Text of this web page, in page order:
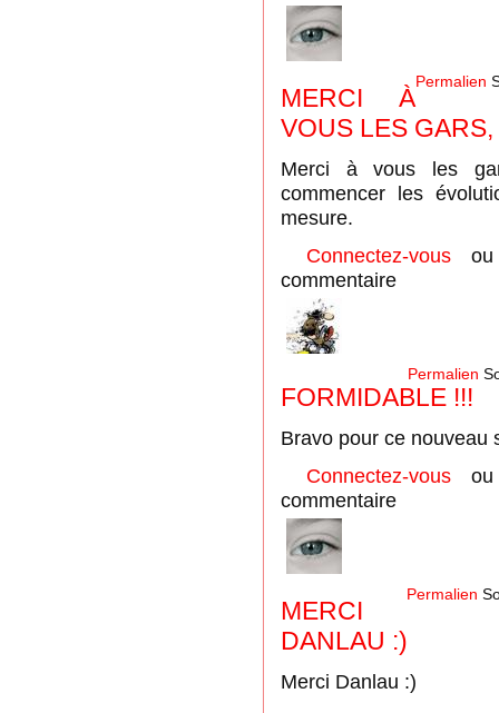
Permalien
MERCI À
VOUS LES
Merci à vous les
commencer les
mesure.
Connectez-vous
commentaire
Permalien
FORMIDABLE !!!
Bravo pour ce nouveau
Connectez-vous
commentaire
Permalien
MERCI
DANLAU :)
Merci Danlau :)